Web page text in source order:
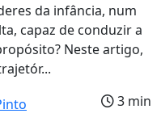
da infância, num
capaz de conduzir a
Neste artigo,
3 min